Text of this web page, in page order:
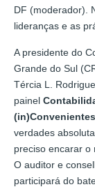
DF (moderador).
lideranças e as
A presidente do
Grande do Sul
Tércia L.
painel
(in)Convenientes
verdades
preciso encarar o
O auditor e
participará do